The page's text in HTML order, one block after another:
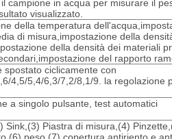
campione in acqua per misurare il
visualizzato.
della temperatura
di misura,impostazione della
della densità dei materiali
del rapporto
spostato ciclicamente con
4,5/5,4/6,3/7,2/8,1/9. la regolazione
a singolo pulsante, test automatici
Sink,(3) Piastra di misura,(4)